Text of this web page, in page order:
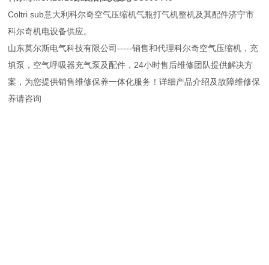
Coltri sub意大利科尔奇空气压缩机气瓶打气机整机及其配件济宁市
科尔奇机电设备供应。
山东莫尔斯电气科技有限公司-----销售和代理科尔奇空气压缩机，充
填泵，空气呼吸器充气泵及配件，24小时售后维修团队提供解决方
案，为您提供销售维修保养一体化服务！详细产品介绍及故障维修保
养请咨询